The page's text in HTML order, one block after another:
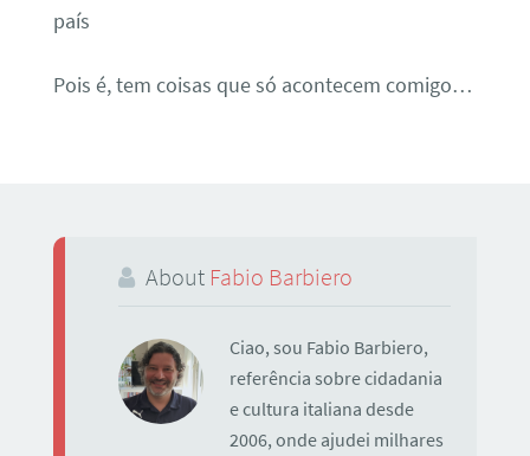
país
Pois é, tem coisas que só acontecem comigo…
About Fabio Barbiero
Ciao, sou Fabio Barbiero,
referência sobre cidadania
e cultura italiana desde
2006, onde ajudei milhares